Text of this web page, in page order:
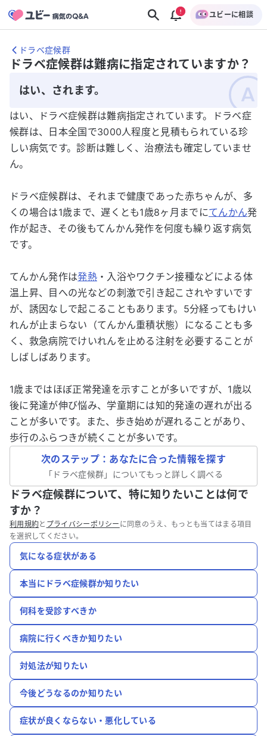
ユビーに相談
ドラベ症候群
ドラベ症候群は難病に指定されていますか？
はい、されます。
はい、ドラベ症候群は難病指定されています。ドラベ症
候群は、日本全国で3000人程度と見積もられている珍
しい病気です。診断は難しく、治療法も確定していませ
ん。
ドラベ症候群は、それまで健康であった赤ちゃんが、多
くの場合は1歳まで、遅くとも1歳8ヶ月までにてんかん発
作が起き、その後もてんかん発作を何度も繰り返す病気
です。
てんかん発作は発熱・入浴やワクチン接種などによる体
温上昇、目への光などの刺激で引き起こされやすいです
が、誘因なしで起こることもあります。5分経ってもけい
れんが止まらない（てんかん重積状態）になることも多
く、救急病院でけいれんを止める注射を必要することが
しばしばあります。
1歳まではほぼ正常発達を示すことが多いですが、1歳以
後に発達が伸び悩み、学童期には知的発達の遅れが出る
ことが多いです。また、歩き始めが遅れることがあり、
歩行のふらつきが続くことが多いです。
次のステップ：あなたに合った情報を探す
「 ドラベ症候群 」についてもっと詳しく調べる
ドラベ症候群について、特に知りたいことは何で
すか？
利用規約と プライバシーポリシー に同意のうえ、もっとも当てはまる項目
を選択してください。
気になる症状がある
本当にドラベ症候群か知りたい
何科を受診すべきか
病院に行くべきか知りたい
対処法が知りたい
今後どうなるのか知りたい
症状が良くならない・悪化している